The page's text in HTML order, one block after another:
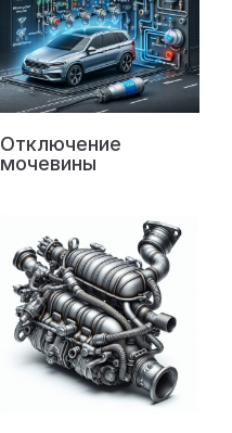
Отключение
мочевины